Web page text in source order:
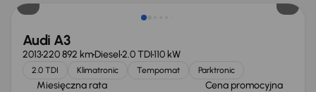
Audi A3
2013220 892 kmDiesel2.0 TDI110 kW
2.0 TDI Klimatronic Tempomat Parktronic
Miesięczna rata Cena promocyjna